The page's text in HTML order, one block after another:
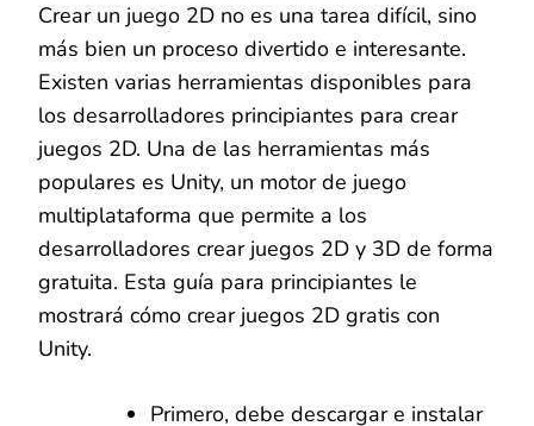
Crear un juego 2D no es una tarea difícil, sino
más bien un proceso divertido e interesante.
Existen varias herramientas disponibles para
los desarrolladores principiantes para crear
juegos 2D. Una de las herramientas más
populares es Unity, un motor de juego
multiplataforma que permite a los
desarrolladores crear juegos 2D y 3D de forma
gratuita. Esta guía para principiantes le
mostrará cómo crear juegos 2D gratis con
Unity.
Primero, debe descargar e instalar